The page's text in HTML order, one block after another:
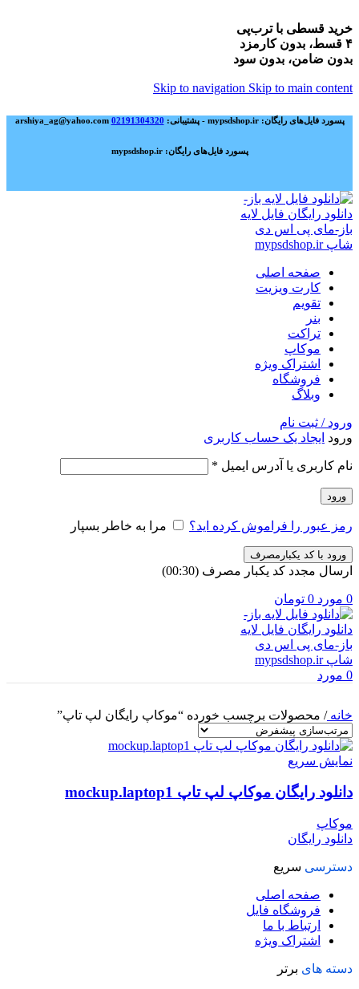
خرید قسطی با ترب‌پی
۴ قسط، بدون کارمزد
بدون ضامن، بدون سود
Skip to navigation Skip to main content
پسورد فایل‌های رایگان: mypsdshop.ir - پشتیبانی: arshiya_ag@yahoo.com 02191304320
پسورد فایل‌های رایگان: mypsdshop.ir
صفحه اصلی
کارت ویزیت
تقویم
بنر
تراکت
موکاپ
اشتراک ویژه
فروشگاه
وبلاگ
ورود / ثبت نام
ورود ایجاد یک حساب کاربری
نام کاربری یا آدرس ایمیل *
ورود
رمز عبور را فراموش کرده اید؟ مرا به خاطر بسپار
ورود با کد یکبارمصرف
ارسال مجدد کد یکبار مصرف (00:
30
)
0 مورد 0 تومان
0 مورد
خانه/ محصولات برچسب خورده “موکاپ رایگان لپ تاپ”
نمایش سریع
دانلود رایگان موکاپ لپ تاپ mockup.laptop1
موکاپ
دانلود رایگان
دسترسی سریع
صفحه اصلی
فروشگاه فایل
ارتباط با ما
اشتراک ویژه
دسته های برتر